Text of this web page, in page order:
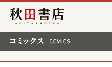
秋田書店